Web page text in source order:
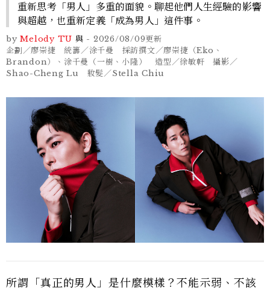
重新思考「男人」多重的面貌。聊起他們人生經驗的影響
與超越，也重新定義「成為男人」這件事。
by Melody TU 與 - 2026/08/09更新
企劃／廖崇捷 統籌／涂千曼 採訪撰文／廖崇捷（Eko、
Brandon）、涂千曼（一樹、小隆） 造型／徐敏軒 攝影／
Shao-Cheng Lu 妝髮／Stella Chiu
所謂「真正的男人」是什麼模樣？不能示弱、不該